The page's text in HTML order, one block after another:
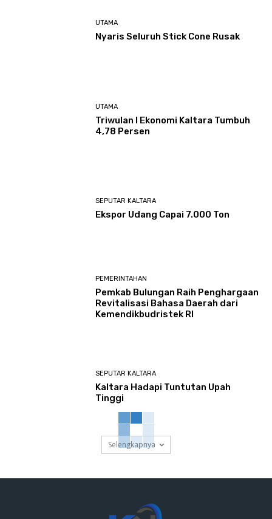
UTAMA
Nyaris Seluruh Stick Cone Rusak
UTAMA
Triwulan I Ekonomi Kaltara Tumbuh
4,78 Persen
SEPUTAR KALTARA
Ekspor Udang Capai 7.000 Ton
PEMERINTAHAN
Pemkab Bulungan Raih Penghargaan
Revitalisasi Bahasa Daerah dari
Kemendikbudristek RI
SEPUTAR KALTARA
Kaltara Hadapi Tuntutan Upah
Tinggi
Selengkapnya